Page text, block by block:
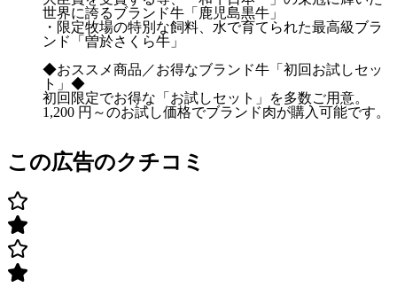
世界に誇るブランド牛「鹿児島黒牛」
・限定牧場の特別な飼料、水で育てられた最高級ブラ
ンド「曽於さくら牛」
◆おススメ商品／お得なブランド牛「初回お試しセッ
ト」◆
初回限定でお得な「お試しセット」を多数ご用意。
1,200 円～のお試し価格でブランド肉が購入可能です。
この広告のクチコミ